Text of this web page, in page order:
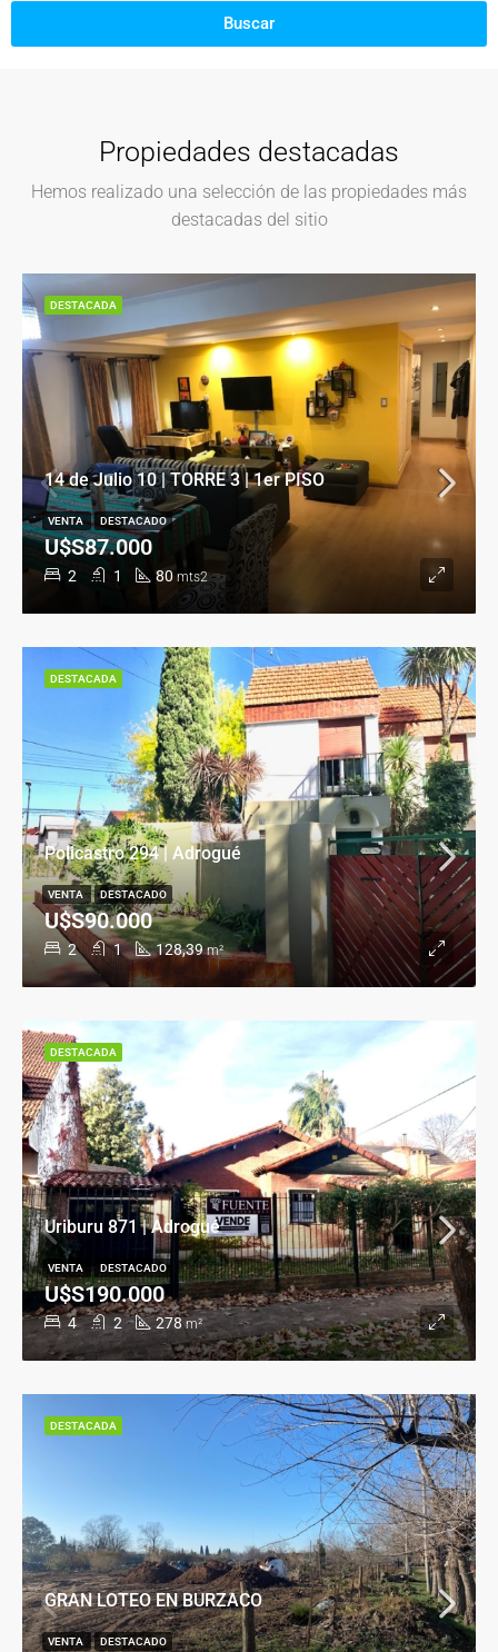
Buscar
Propiedades destacadas
Hemos realizado una selección de las propiedades más
destacadas del sitio
14 de Julio 10 | TORRE 3 | 1er PISO
2 1 80 mts2
U$S87.000
VENTA DESTACADO
DESTACADA
Policastro 294 | Adrogué
2 1 128,39 m²
U$S90.000
VENTA DESTACADO
DESTACADA
Uriburu 871 | Adrogué
4 2 278 m²
U$S190.000
VENTA DESTACADO
DESTACADA
GRAN LOTEO EN BURZACO
VENTA DESTACADO
DESTACADA